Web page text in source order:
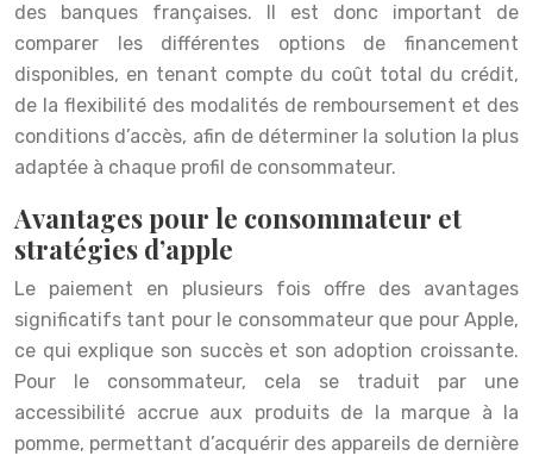
des banques françaises. Il est donc important de
comparer les différentes options de financement
disponibles, en tenant compte du coût total du crédit,
de la flexibilité des modalités de remboursement et des
conditions d’accès, afin de déterminer la solution la plus
adaptée à chaque profil de consommateur.
Avantages pour le consommateur et
stratégies d’apple
Le paiement en plusieurs fois offre des avantages
significatifs tant pour le consommateur que pour Apple,
ce qui explique son succès et son adoption croissante.
Pour le consommateur, cela se traduit par une
accessibilité accrue aux produits de la marque à la
pomme, permettant d’acquérir des appareils de dernière